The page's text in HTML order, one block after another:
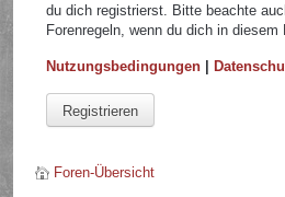
du dich registrierst. Bitte beachte
Forenregeln, wenn du dich in diesem
Nutzungsbedingungen |
Registrieren
Foren-Übersicht